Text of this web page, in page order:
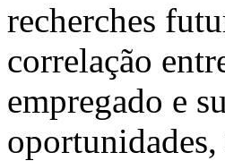
recherches
correlação
empregado e